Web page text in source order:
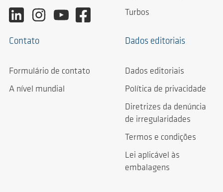
Turbos
Contato
Formulário de contato
A nível mundial
Dados editoriais
Dados editoriais
Política de privacidade
Diretrizes da denúncia
de irregularidades
Termos e condições
Lei aplicável às
embalagens